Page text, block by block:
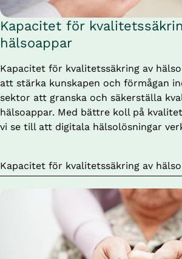
Kapacitet för
hälsoappar
Kapacitet för kvalitetssäkring av
att stärka kunskapen och förmågan
sektor att granska och säkerställa
hälsoappar. Med bättre koll på
vi se till att digitala hälsolösningar
Kapacitet för kvalitetssäkring av